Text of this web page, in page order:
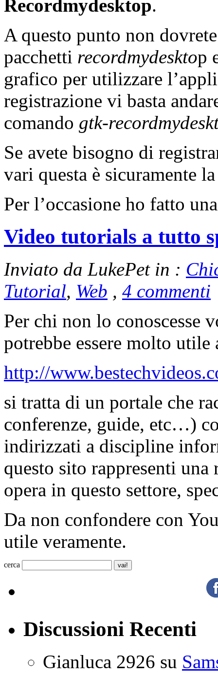
Recordmydesktop.
A questo punto non
pacchetti recordmydesktop
grafico per utilizzare
registrazione vi basta
comando gtk-
Se avete bisogno di
vari questa è sicuramente
Per l’occasione ho fatto
Video tutorials a tutto
Inviato da LukePet in :
Tutorial, Web , 4 commenti
Per chi non lo conoscesse
potrebbe essere molto
http://
si tratta di un portale che
conferenze, guide, etc…)
indirizzati a discipline
questo sito rappresenti
opera in questo settore,
Da non confondere con
utile veramente.
cerca
Discussioni Recenti
Gianluca 2926 su